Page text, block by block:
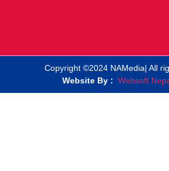
Copyright ©2024 NAMedia| All
Website By : Websoft